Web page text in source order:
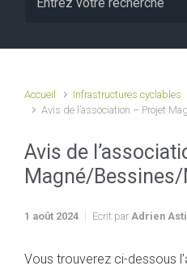
Accueil
Infrastructures cyclables
Avis de l’association – Projet
Avis de
Magné/
1 août 2024 Ecrit par Adrien
Vous trouverez ci-dessous